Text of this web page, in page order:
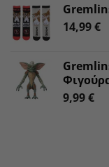
14,99€
9,99€